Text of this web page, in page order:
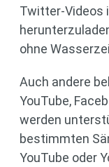
Twitter-Videos
ohne
Auch andere
YouTube,
werden
bestimmten
YouTube oder